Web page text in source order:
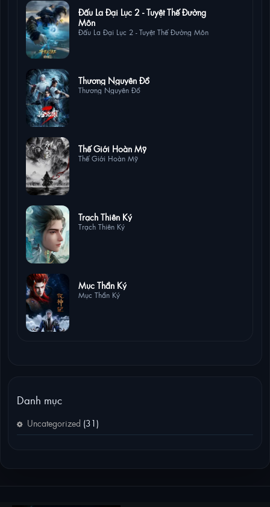
Đấu La Đại Lục 2 - Tuyệt Thế Đường
Môn
Đấu La Đại Lục 2 - Tuyệt Thế Đường Môn
Thương Nguyên Đồ
Thương Nguyên Đồ
Thế Giới Hoàn Mỹ
Thế Giới Hoàn Mỹ
Trạch Thiên Ký
Trạch Thiên Ký
Mục Thần Ký
Mục Thần Ký
Danh mục
Uncategorized (31)